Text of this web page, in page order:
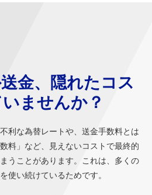
金、隠れたコス
ませんか？
利な為替レートや、送金手数料とは
料」など、見えないコストで最終的
うことがあります。これは、多くの
使い続けているためです。